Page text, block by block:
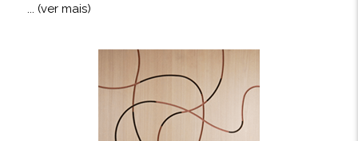
... (ver mais)